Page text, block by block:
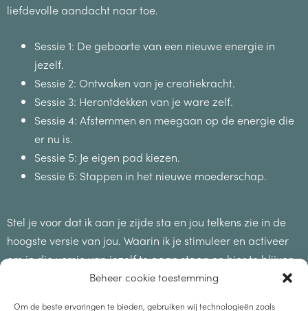
Beheer cookie toestemming
Om de beste ervaringen te bieden, gebruiken wij technologieën zoals
liefdevolle aandacht naar toe.
Sessie 1: De geboorte van een nieuwe energie in
jezelf.
Sessie 2: Ontwaken van je creatiekracht.
Sessie 3: Herontdekken van je ware zelf.
Sessie 4: Afstemmen en meegaan op de energie die
er nu is.
Sessie 5: Je eigen pad kiezen.
Sessie 6: Stappen in het nieuwe moederschap.
Stel je voor dat ik aan je zijde sta en jou telkens zie in de
hoogste versie van jou. Waarin ik je stimuleer en activeer
om in die versie van jezelf te gaan staan en hier te blijven